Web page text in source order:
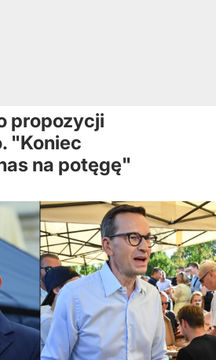
propozycji
"Koniec
na potęgę"